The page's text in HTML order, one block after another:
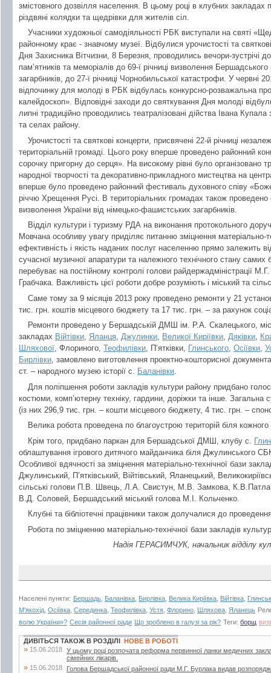
змістовного дозвілля населення. В цьому році в клубних закладах
різдвяні колядки та щедрівки для жителів сіл.
Учасники художньої самодіяльності РБК виступали на святі
районному крає - знавчому музеї. Відбулися урочистості та
Дня Захисника Вітчизни, 8 Березня, проводились вечори-зустрічі
пам’ятників та меморіалів до 69-ї річниці визволення
загарбників, до 27-ї річниці Чорнобильської катастрофи. У червні
відпочинку для молоді в РБК відбулась конкурсно-розважальна
калейдоскоп». Відповідні заходи до святкування Дня молоді
липні традиційно проводились театралізовані дійства Івана
та селах району.
Урочистості та святкові концерти, присвячені 22-й річниці
територіальній громаді. Цього року вперше проведено районний
сорочку пригорну до серця». На високому рівні було організовано
народної творчості та декоративно-прикладного мистецтва на
вперше було проведено районний фестиваль духовного співу
річчю Хрещення Русі. В територіальних громадах також проведено
визволення України від німецько-фашистських загарбників.
Відділ культури і туризму РДА на виконання протокольного
Мовчана особливу увагу приділяє питанню зміцнення матеріально-
ефективність і якість наданих послуг населенню прямо залежить
сучасної музичної апаратури та належного технічного стану
перебуває на постійному контролі голови райдержадміністрації
Грабчака. Важливість цієї роботи добре розуміють і міський та
Саме тому за 9 місяців 2013 року проведено ремонти у 21
тис. грн. коштів місцевого бюджету та 17 тис. грн. – за рахунок
Ремонти проведено у Бершадській ДМШ ім. Р.А. Скалецького,
закладах Війтівки, Яланця, Джулинки, Великої Киріївки, Дяківки,
Шляхової, Флориного, Теофилівки, П’ятківки, Глинського, Осіївки,
Бирлівки, замовлено виготовлення проектно-кошторисної
ст. – народного музею історії с. Баланівки.
Для поліпшення роботи закладів культури району придбано
костюми, комп’ютерну техніку, гардини, доріжки та інше.
(із них 296,9 тис. грн. – кошти місцевого бюджету, 4 тис. грн. –
Велика робота проведена по благоустрою територій біля
Крім того, придбано паркан для Бершадської ДМШ, клубу с.
облаштування ігрового дитячого майданчика біля Джулинського
Особливої вдячності за зміцнення матеріально-технічної бази
Джулинський, П’ятківський, Війтівський, Яланецький,
сільські голови П.В. Швець, Л.А. Свистун, М.В. Замкова,
В.Д. Соловей, Бершадський міський голова М.І. Кольченко.
Клубні та бібліотечні працівники також долучалися до
Робота по зміцненню матеріально-технічної бази закладів
Надія ГЕРАСИМЧУК, начальник відділу
Населені пункти: Бершадь Баланівка Бирлівка Велика Киріївка Війтівка
М'якохід Осіївка Серединка Теофилівка Устя Флорино Шляхова Яланець
волю України»? Сесія районної ради Що зроблено в галузі за рік? Теги: борщ
ДИВІТЬСЯ ТАКОЖ В РОЗДІЛІ НОВЕ В РОБОТІ
» 15.06.2018 У цьому році розпочата реформа первинної ланки медичних
сімейних лікарів.
» 15.06.2018
Голова Бершадської районної ради М.Г. Бурлака видав